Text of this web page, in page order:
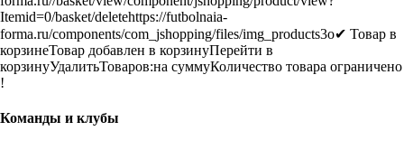
Itemid=0/basket/deletehttps://futbolnaia-
forma.ru/components/com_jshopping/files/img_products3o✔ Товар в
корзинеТовар добавлен в корзинуПерейти в
корзинуУдалитьТоваров:на суммуКоличество товара ограничено
!
Команды и клубы